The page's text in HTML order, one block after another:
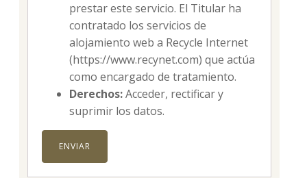
prestar este servicio. El Titular ha
contratado los servicios de
alojamiento web a Recycle Internet
(https://www.recynet.com) que actúa
como encargado de tratamiento.
Derechos:Acceder, rectificar y
suprimir los datos.